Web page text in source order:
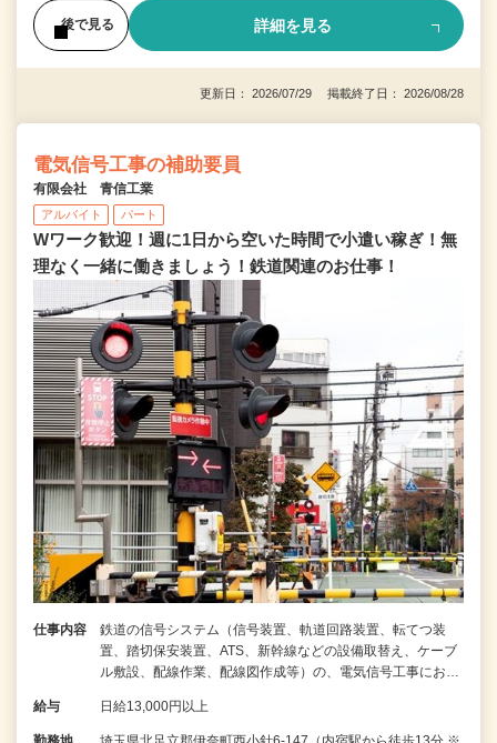
後で見る 詳細を見る
更新日： 2026/07/29 掲載終了日： 2026/08/28
電気信号工事の補助要員
有限会社 青信工業
アルバイト パート
Wワーク歓迎！週に1日から空いた時間で小遣い稼ぎ！無
理なく一緒に働きましょう！鉄道関連のお仕事！
仕事内容
鉄道の信号システム（信号装置、軌道回路装置、転てつ装
置、踏切保安装置、ATS、新幹線などの設備取替え、ケーブ
ル敷設、配線作業、配線図作成等）の、電気信号工事にお…
給与 日給13,000円以上